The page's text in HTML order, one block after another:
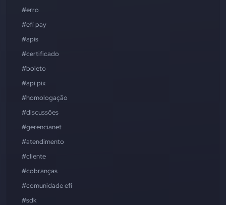
#erro
#efí pay
#apis
#certificado
#boleto
#api pix
#homologação
#discussões
#gerencianet
#atendimento
#cliente
#cobranças
#comunidade efí
#sdk